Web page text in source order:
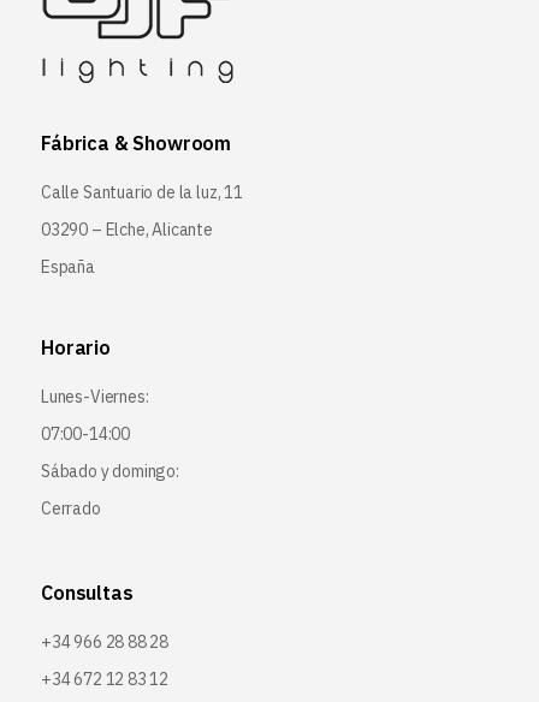
Fábrica & Showroom
Calle Santuario de la luz, 11
03290 – Elche, Alicante
España
Horario
Lunes-Viernes:
07:00-14:00
Sábado y domingo:
Cerrado
Consultas
+34 966 28 88 28
+34 672 12 83 12